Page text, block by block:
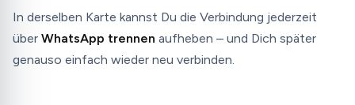
In derselben Karte kannst Du die Verbindung jederzeit
über WhatsApp trennen aufheben – und Dich später
genauso einfach wieder neu verbinden.